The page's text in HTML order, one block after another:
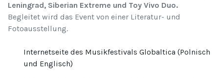
Leningrad, Siberian Extreme und Toy Vivo Duo.
Begleitet wird das Event von einer Literatur- und
Fotoausstellung.
Internetseite des Musikfestivals Globaltica (Polnisch
und Englisch)